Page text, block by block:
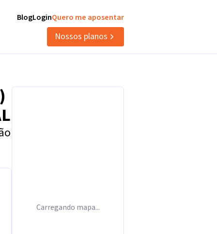
BlogLoginQuero me aposentar
Nossos planos
Carregando mapa...